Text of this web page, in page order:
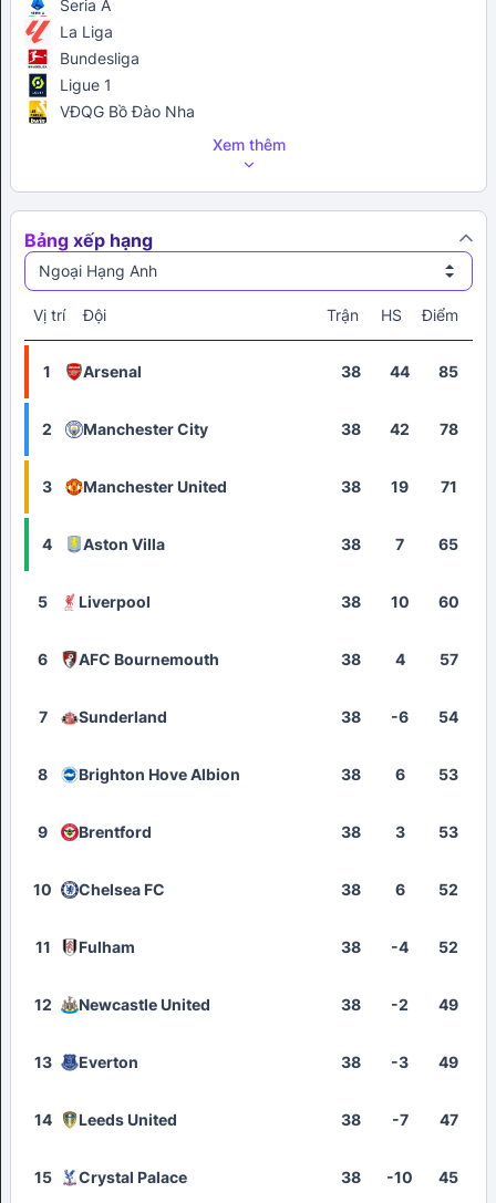
Seria A
La Liga
Bundesliga
Ligue 1
VĐQG Bồ Đào Nha
Xem thêm
Bảng xếp hạng
Ngoại Hạng Anh
Vị trí Đội Trận HS Điểm
1 Arsenal 38 44 85
2 Manchester City 38 42 78
3 Manchester United 38 19 71
4 Aston Villa 38 7 65
5 Liverpool 38 10 60
6 AFC Bournemouth 38 4 57
7 Sunderland 38 -6 54
8 Brighton Hove Albion 38 6 53
9 Brentford 38 3 53
10 Chelsea FC 38 6 52
11 Fulham 38 -4 52
12 Newcastle United 38 -2 49
13 Everton 38 -3 49
14 Leeds United 38 -7 47
15 Crystal Palace 38 -10 45